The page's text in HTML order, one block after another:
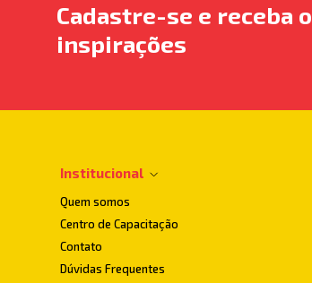
Cadastre-se e receba
inspirações
Institucional
Quem somos
Centro de Capacitação
Contato
Dúvidas Frequentes